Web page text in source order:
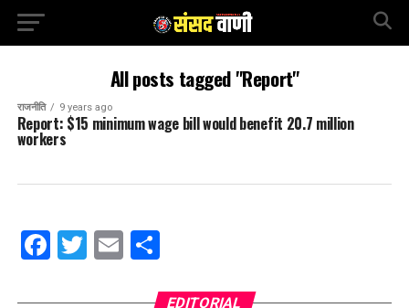
All posts tagged "Report"
राजनीति 9 years ago
Report: $15 minimum wage bill would benefit 20.7 million
workers
Facebook
Twitter
EmailShare
EDITORIAL